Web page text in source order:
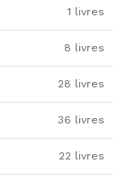
1 livres
8 livres
28 livres
36 livres
22 livres